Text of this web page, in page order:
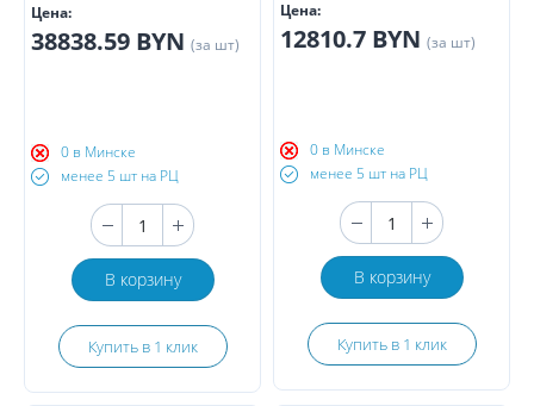
Цена:
38838.59 BYN (за шт)
0 в Минске
менее 5 шт на РЦ
В корзину
Купить в 1 клик
Цена:
12810.7 BYN (за шт)
0 в Минске
менее 5 шт на РЦ
В корзину
Купить в 1 клик